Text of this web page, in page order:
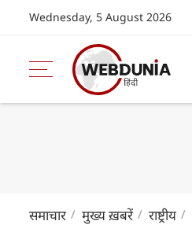
Wednesday, 5 August 2026
समाचार मुख्य ख़बरें राष्ट्रीय